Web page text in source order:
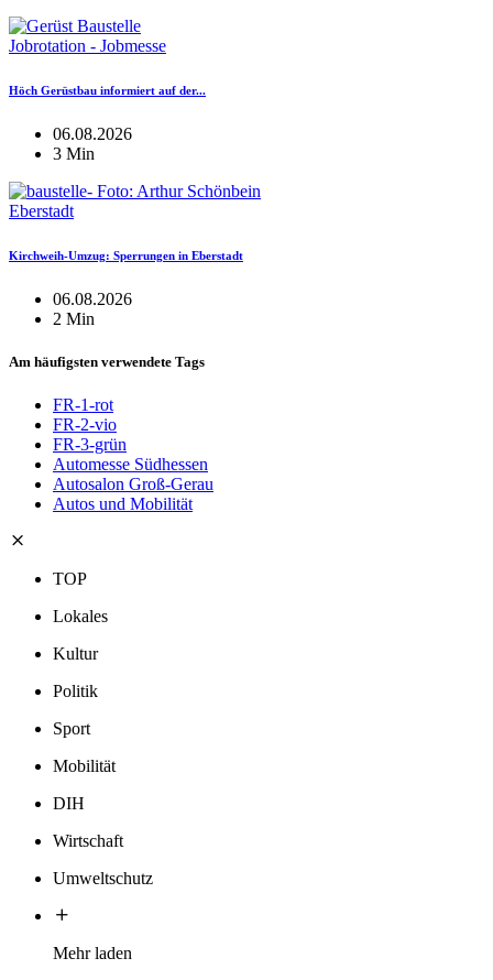
Jobrotation - Jobmesse
Höch Gerüstbau informiert auf der...
06.08.2026
3 Min
Eberstadt
Kirchweih-Umzug: Sperrungen in Eberstadt
06.08.2026
2 Min
Am häufigsten verwendete Tags
FR-1-rot
FR-2-vio
FR-3-grün
Automesse Südhessen
Autosalon Groß-Gerau
Autos und Mobilität
TOP
Lokales
Kultur
Politik
Sport
Mobilität
DIH
Wirtschaft
Umweltschutz
Mehr laden